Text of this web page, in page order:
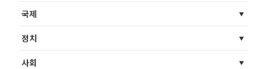
국제
정치
사회